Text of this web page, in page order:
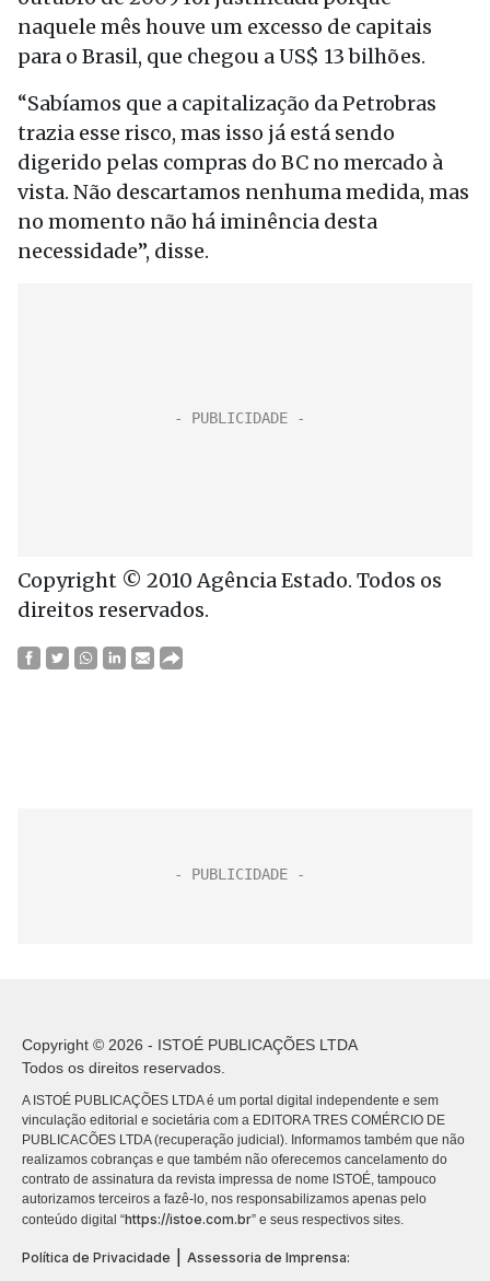
naquele mês houve um excesso de capitais
para o Brasil, que chegou a US$ 13 bilhões.
“Sabíamos que a capitalização da Petrobras
trazia esse risco, mas isso já está sendo
digerido pelas compras do BC no mercado à
vista. Não descartamos nenhuma medida, mas
no momento não há iminência desta
necessidade”, disse.
Copyright © 2010 Agência Estado. Todos os
direitos reservados.
Copyright © 2026 - ISTOÉ PUBLICAÇÕES LTDA
Todos os direitos reservados.
A ISTOÉ PUBLICAÇÕES LTDA é um portal digital independente e sem
vinculação editorial e societária com a EDITORA TRES COMÉRCIO DE
PUBLICACÕES LTDA (recuperação judicial). Informamos também que não
realizamos cobranças e que também não oferecemos cancelamento do
contrato de assinatura da revista impressa de nome ISTOÉ, tampouco
autorizamos terceiros a fazê-lo, nos responsabilizamos apenas pelo
conteúdo digital “https://istoe.com.br” e seus respectivos sites.
Política de Privacidade
Assessoria de Imprensa: